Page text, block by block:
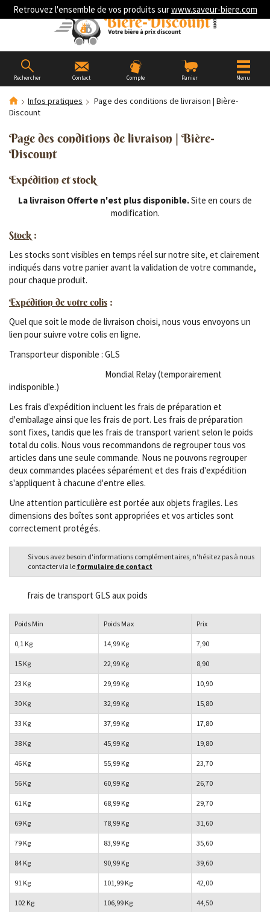
Retrouvez l'ensemble de vos produits surwww.saveur-biere.com
Rechercher Contact Compte Panier Menu
Infos pratiques
Page des conditions de livraison | Bière-
Discount
Page des conditions de livraison | Bière-
Discount
Expédition et stock
La livraison Offerte n'est plus disponible.Site en cours de
modification.
Stock :
Les stocks sont visibles en temps réel sur notre site, et clairement
indiqués dans votre panier avant la validation de votre commande,
pour chaque produit.
Expédition de votre colis :
Quel que soit le mode de livraison choisi, nous vous envoyons un
lien pour suivre votre colis en ligne.
Transporteur disponible : GLS
Mondial Relay (temporairement
indisponible.)
Les frais d'expédition incluent les frais de préparation et
d'emballage ainsi que les frais de port. Les frais de préparation
sont fixes, tandis que les frais de transport varient selon le poids
total du colis. Nous vous recommandons de regrouper tous vos
articles dans une seule commande. Nous ne pouvons regrouper
deux commandes placées séparément et des frais d'expédition
s'appliquent à chacune d'entre elles.
Une attention particulière est portée aux objets fragiles. Les
dimensions des boîtes sont appropriées et vos articles sont
correctement protégés.
Si vous avez besoin d'informations complémentaires, n'hésitez pas à nous
contacter via le formulaire de contact
frais de transport GLS aux poids
Poids Min Poids Max Prix
0,1 Kg 14,99 Kg 7,90
15 Kg 22,99 Kg 8,90
23 Kg 29,99 Kg 10,90
30 Kg 32,99 Kg 15,80
33 Kg 37,99 Kg 17,80
38 Kg 45,99 Kg 19,80
46 Kg 55,99 Kg 23,70
56 Kg 60,99 Kg 26,70
61 Kg 68,99 Kg 29,70
69 Kg 78,99 Kg 31,60
79 Kg 83,99 Kg 35,60
84 Kg 90,99 Kg 39,60
91 Kg 101,99 Kg 42,00
102 Kg 106,99 Kg 44,50